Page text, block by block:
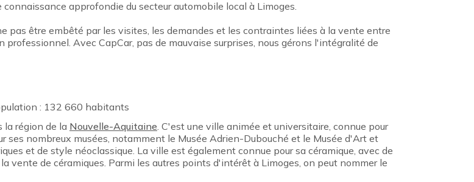
approfondie du secteur automobile local à Limoges.
pas être embêté par les visites, les demandes et les contraintes liées à la vente entre
Avec CapCar, pas de mauvaise surprises, nous gérons l'intégralité de
: 132 660 habitants
la région de la Nouvelle-Aquitaine. C'est une ville animée et universitaire, connue pour
ses nombreux musées, notamment le Musée Adrien-Dubouché et le Musée d'Art et
et de style néoclassique. La ville est également connue pour sa céramique, avec de
vente de céramiques. Parmi les autres points d'intérêt à Limoges, on peut nommer le